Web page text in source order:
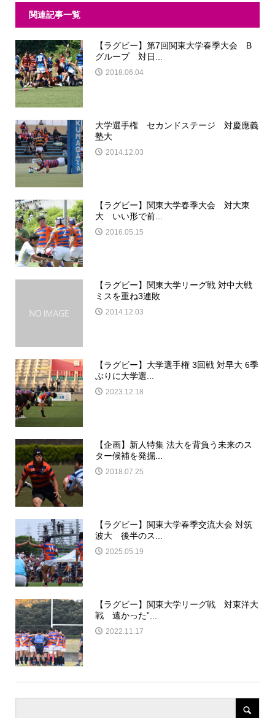
関連記事一覧
【ラグビー】第7回関東大学春季大会 B
グループ 対日...
2018.06.04
大学選手権 セカンドステージ 対慶應義
塾大
2014.12.03
【ラグビー】関東大学春季大会 対大東
大 いい形で前...
2016.05.15
【ラグビー】関東大学リーグ戦 対中大戦
ミスを重ね3連敗
2014.12.03
【ラグビー】大学選手権 3回戦 対早大 6季
ぶりに大学選...
2023.12.18
【企画】新人特集 法大を背負う未来のス
ター候補を発掘...
2018.07.25
【ラグビー】関東大学春季交流大会 対筑
波大 後半のス...
2025.05.19
【ラグビー】関東大学リーグ戦 対東洋大
戦 遠かった”...
2022.11.17